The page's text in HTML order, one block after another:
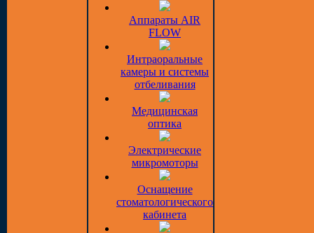
Аппараты AIR
FLOW
Интраоральные
камеры и системы
отбеливания
Медицинская
оптика
Электрические
микромоторы
Оснащение
стоматологического
кабинета